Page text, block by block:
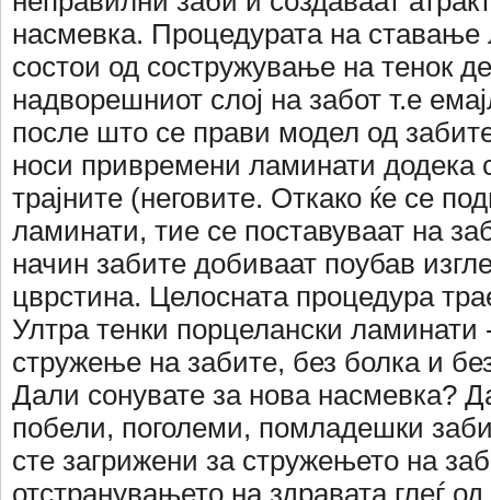
насмевка. Процедурата на ставање
состои од состружување на тенок
надворешниот слој на забот т.е
после што се прави модел од
носи привремени ламинати додека
трајните (неговите. Откако ќе се
ламинати, тие се поставуваат на
начин забите добиваат поубав
цврстина. Целосната процедура
Ултра тенки порцелански ламинати
стружење на забите, без болка и
Дали сонувате за нова насмевка?
побели, поголеми, помладешки
сте загрижени за стружењето на
отстранувањето на здравата глеѓ